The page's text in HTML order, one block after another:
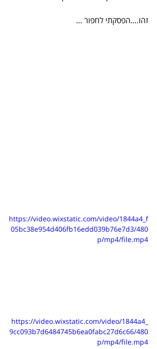
זהו….הפסקתי לחפור …
https://video.wixstatic.com/video/1844a4_f
05bc38e954d406fb16edd039b76e7d3/480
p/mp4/file.mp4
https://video.wixstatic.com/video/1844a4_
9cc093b7d6484745b6ea0fabc27d6c66/480
p/mp4/file.mp4